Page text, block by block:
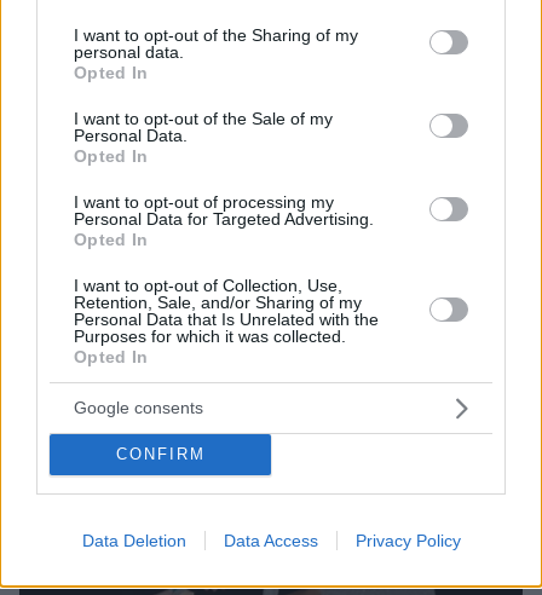
not limited to your visit or usage behaviour. You may click to
grant or deny consent to Google and its third-party tags to
use your data for below specified purposes in below Google
consent section.
I want to opt-out of the Sharing of my
personal data.
Opted In
I want to opt-out of the Sale of my
Personal Data.
Opted In
I want to opt-out of processing my
Personal Data for Targeted Advertising.
Opted In
I want to opt-out of Collection, Use,
Retention, Sale, and/or Sharing of my
Personal Data that Is Unrelated with the
Purposes for which it was collected.
Opted In
Google consents
CONFIRM
Data Deletion Data Access Privacy Policy
Με... τακούνια και μπικίνι στη Μύκονο ο γιος του Μάτζικ
Τζόνσον
Δείτε το βίντεο με τον E.J. να διασκεδάζει σε κλαμπ
του νησιού, ντυμένος στα χρυσά
17.08.2022, 10:15